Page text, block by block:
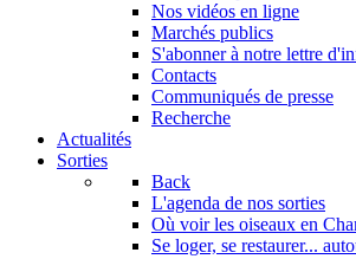
Nos vidéos en ligne
Marchés publics
S'abonner à notre lettre
Contacts
Communiqués de presse
Recherche
Actualités
Sorties
Back
L'agenda de nos sorties
Où voir les oiseaux en
Se loger, se restaurer...